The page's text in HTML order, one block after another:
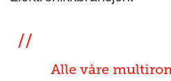
Alle våre